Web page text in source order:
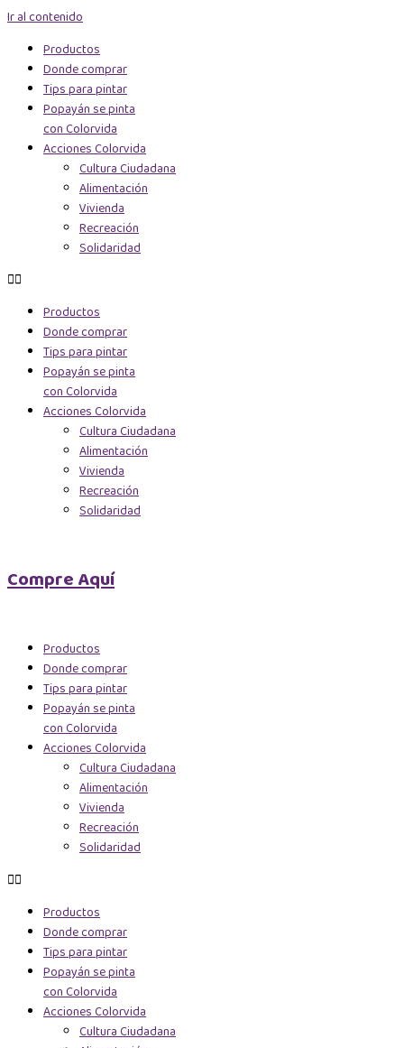
Ir al contenido
Productos
Donde comprar
Tips para pintar
Popayán se pinta
con Colorvida
Acciones Colorvida
Cultura Ciudadana
Alimentación
Vivienda
Recreación
Solidaridad
Productos
Donde comprar
Tips para pintar
Popayán se pinta
con Colorvida
Acciones Colorvida
Cultura Ciudadana
Alimentación
Vivienda
Recreación
Solidaridad
Compre Aquí
Productos
Donde comprar
Tips para pintar
Popayán se pinta
con Colorvida
Acciones Colorvida
Cultura Ciudadana
Alimentación
Vivienda
Recreación
Solidaridad
Productos
Donde comprar
Tips para pintar
Popayán se pinta
con Colorvida
Acciones Colorvida
Cultura Ciudadana